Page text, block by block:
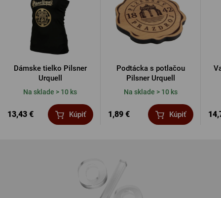
Dámske tielko Pilsner
Urquell
Na sklade > 10 ks
13,43 € Kúpiť
Podtácka s potlačou
Pilsner Urquell
Na sklade > 10 ks
1,89 € Kúpiť